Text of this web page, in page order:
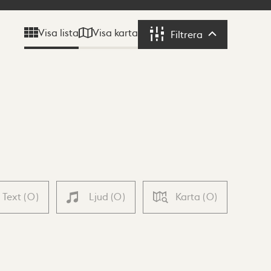
Visa lista Visa karta Filtrera Filtrera
Text (0) Ljud (0) Karta (0)